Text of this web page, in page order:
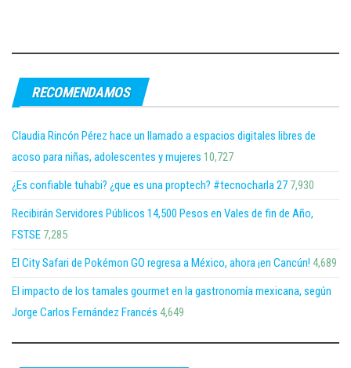
RECOMENDAMOS
Claudia Rincón Pérez hace un llamado a espacios digitales libres de
acoso para niñas, adolescentes y mujeres 10,727
¿Es confiable tuhabi? ¿que es una proptech? #tecnocharla 27 7,930
Recibirán Servidores Públicos 14,500 Pesos en Vales de fin de Año,
FSTSE 7,285
El City Safari de Pokémon GO regresa a México, ahora ¡en Cancún! 4,689
El impacto de los tamales gourmet en la gastronomía mexicana, según
Jorge Carlos Fernández Francés 4,649